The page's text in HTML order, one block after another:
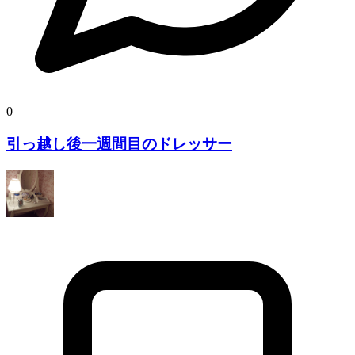
0
引っ越し後一週間目のドレッサー